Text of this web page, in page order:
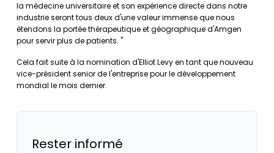
la médecine universitaire et son expérience directe dans notre
industrie seront tous deux d'une valeur immense que nous
étendons la portée thérapeutique et géographique d'Amgen
pour servir plus de patients. "
Cela fait suite à la nomination d'Elliot Levy en tant que nouveau
vice-président senior de l'entreprise pour le développement
mondial le mois dernier.
Rester informé